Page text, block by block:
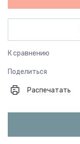
К сравнению
Поделиться
Распечатать